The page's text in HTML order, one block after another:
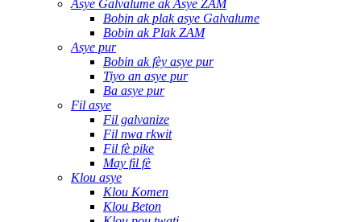
Asye Galvalume ak Asye ZAM
Bobin ak plak asye Galvalume
Bobin ak Plak ZAM
Asye pur
Bobin ak fèy asye pur
Tiyo an asye pur
Ba asye pur
Fil asye
Fil galvanize
Fil nwa rkwit
Fil fè pike
May fil fè
Klou asye
Klou Komen
Klou Beton